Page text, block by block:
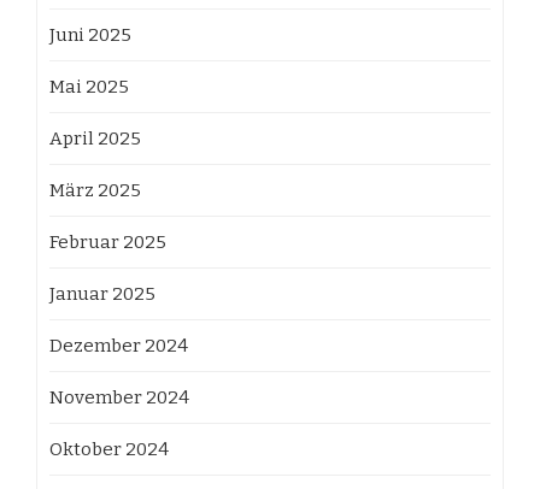
Juni 2025
Mai 2025
April 2025
März 2025
Februar 2025
Januar 2025
Dezember 2024
November 2024
Oktober 2024